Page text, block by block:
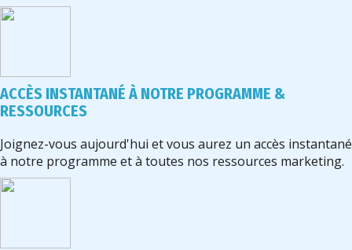
ACCÈS INSTANTANÉ À NOTRE PROGRAMME &
RESSOURCES
Joignez-vous aujourd'hui et vous aurez un accès instantané
à notre programme et à toutes nos ressources marketing.